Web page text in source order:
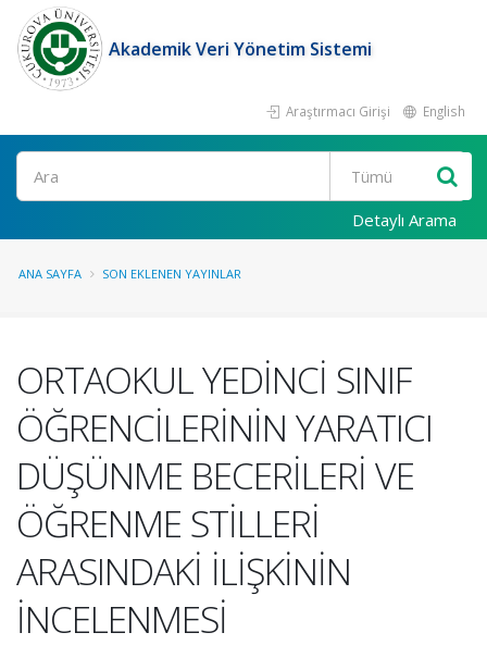
Akademik Veri Yönetim Sistemi
Araştırmacı Girişi English
Ara
Detaylı Arama
ANA SAYFA SON EKLENEN YAYINLAR
ORTAOKUL YEDİNCİ SINIF
ÖĞRENCİLERİNİN YARATICI
DÜŞÜNME BECERİLERİ VE
ÖĞRENME STİLLERİ
ARASINDAKİ İLİŞKİNİN
İNCELENMESİ